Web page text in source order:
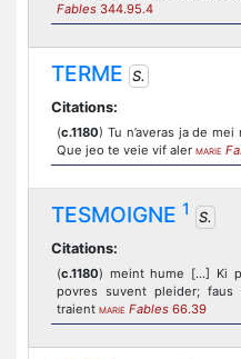
Fables 344.95.4
TERME S.
Citations:
(c.1180) Tu n’averas ja de
Que jeo te veie vif aler MARIE
TESMOIGNE 1
S.
Citations:
(c.1180) meint hume [...] Ki
povres suvent pleider; faus
traient MARIE Fables 66.39